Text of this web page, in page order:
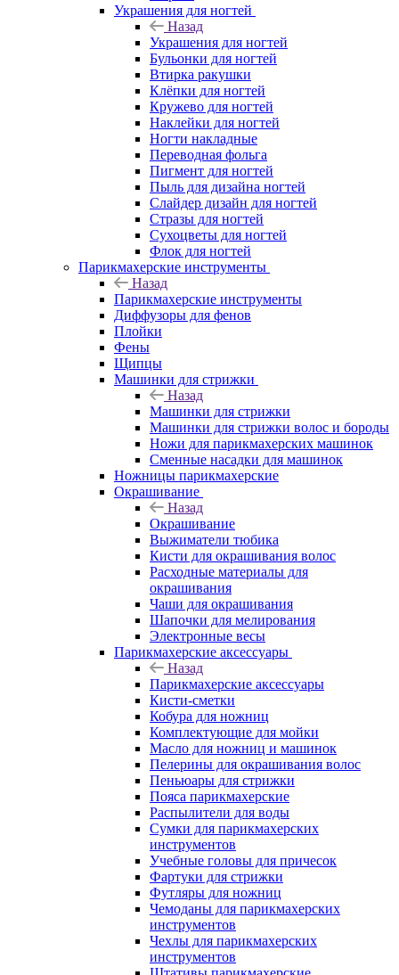
Украшения для ногтей
Назад
Украшения для ногтей
Бульонки для ногтей
Втирка ракушки
Клёпки для ногтей
Кружево для ногтей
Наклейки для ногтей
Ногти накладные
Переводная фольга
Пигмент для ногтей
Пыль для дизайна ногтей
Слайдер дизайн для ногтей
Стразы для ногтей
Сухоцветы для ногтей
Флок для ногтей
Парикмахерские инструменты
Назад
Парикмахерские инструменты
Диффузоры для фенов
Плойки
Фены
Щипцы
Машинки для стрижки
Назад
Машинки для стрижки
Машинки для стрижки волос и бороды
Ножи для парикмахерских машинок
Сменные насадки для машинок
Ножницы парикмахерские
Окрашивание
Назад
Окрашивание
Выжиматели тюбика
Кисти для окрашивания волос
Расходные материалы для
окрашивания
Чаши для окрашивания
Шапочки для мелирования
Электронные весы
Парикмахерские аксессуары
Назад
Парикмахерские аксессуары
Кисти-сметки
Кобура для ножниц
Комплектующие для мойки
Масло для ножниц и машинок
Пелерины для окрашивания волос
Пеньюары для стрижки
Пояса парикмахерские
Распылители для воды
Сумки для парикмахерских
инструментов
Учебные головы для причесок
Фартуки для стрижки
Футляры для ножниц
Чемоданы для парикмахерских
инструментов
Чехлы для парикмахерских
инструментов